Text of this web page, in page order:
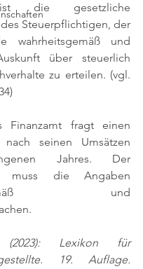
die gesetzliche
Steuerpflichtigen, der
wahrheitsgemäß und
über steuerlich
zu erteilen. (vgl.
Finanzamt fragt einen
nach seinen Umsätzen
Jahres. Der
muss die Angaben
und
Lexikon für
19. Auflage.